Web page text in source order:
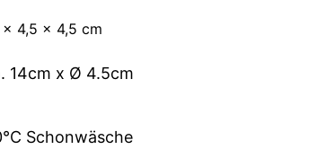
× 4,5 × 4,5 cm
14cm x Ø 4.5cm
Schonwäsche